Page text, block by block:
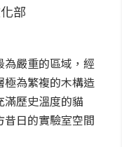
嚴重的區域，經
極為繁複的木構造
滿歷史溫度的貓
日的實驗室空間